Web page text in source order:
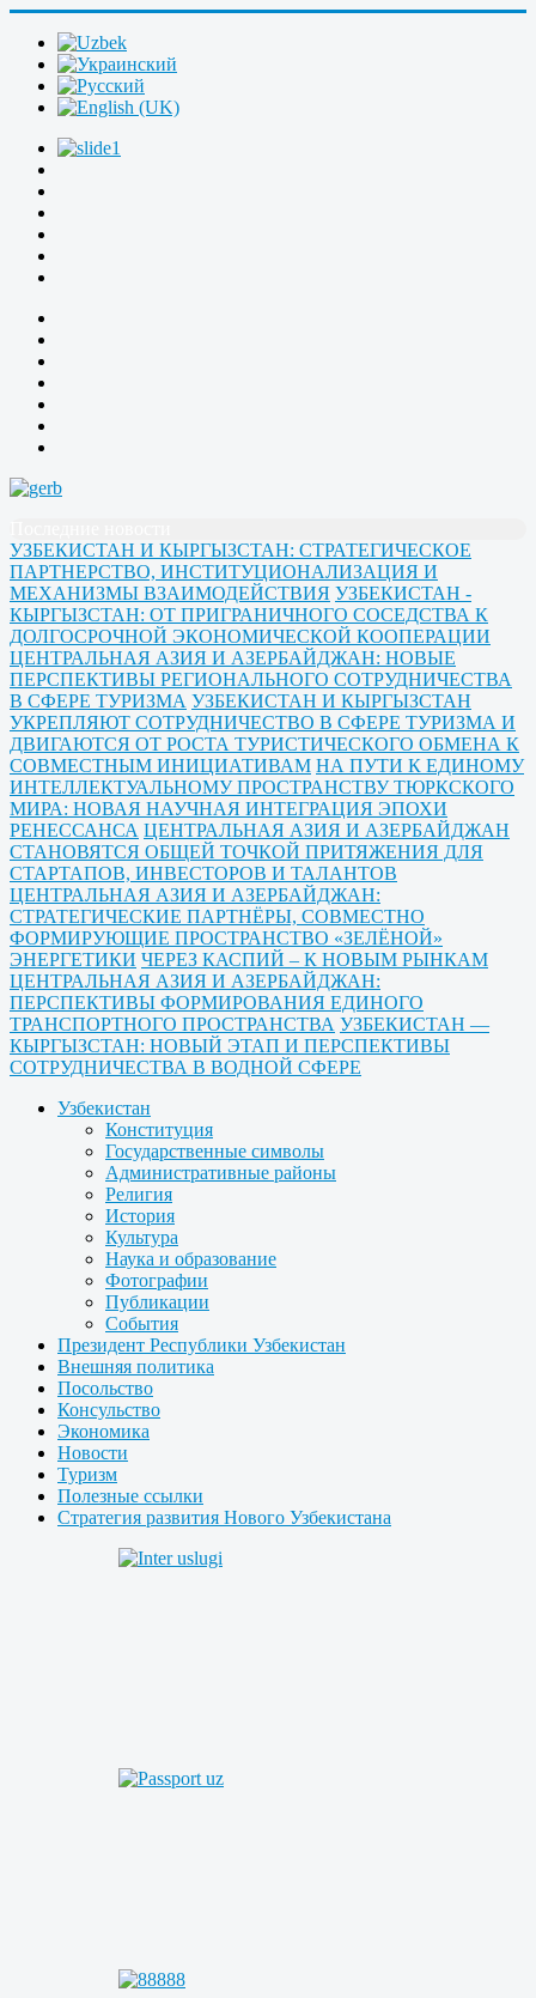
УЗБЕКИСТАН И КЫРГЫЗСТАН: СТРАТЕГИЧЕСКОЕ
ПАРТНЕРСТВО, ИНСТИТУЦИОНАЛИЗАЦИЯ И
МЕХАНИЗМЫ ВЗАИМОДЕЙСТВИЯ УЗБЕКИСТАН -
КЫРГЫЗСТАН: ОТ ПРИГРАНИЧНОГО СОСЕДСТВА К
ДОЛГОСРОЧНОЙ ЭКОНОМИЧЕСКОЙ КООПЕРАЦИИ
ЦЕНТРАЛЬНАЯ АЗИЯ И АЗЕРБАЙДЖАН: НОВЫЕ
ПЕРСПЕКТИВЫ РЕГИОНАЛЬНОГО СОТРУДНИЧЕСТВА
В СФЕРЕ ТУРИЗМА УЗБЕКИСТАН И КЫРГЫЗСТАН
УКРЕПЛЯЮТ СОТРУДНИЧЕСТВО В СФЕРЕ ТУРИЗМА И
ДВИГАЮТСЯ ОТ РОСТА ТУРИСТИЧЕСКОГО ОБМЕНА К
СОВМЕСТНЫМ ИНИЦИАТИВАМ НА ПУТИ К ЕДИНОМУ
ИНТЕЛЛЕКТУАЛЬНОМУ ПРОСТРАНСТВУ ТЮРКСКОГО
МИРА: НОВАЯ НАУЧНАЯ ИНТЕГРАЦИЯ ЭПОХИ
РЕНЕССАНСА ЦЕНТРАЛЬНАЯ АЗИЯ И АЗЕРБАЙДЖАН
СТАНОВЯТСЯ ОБЩЕЙ ТОЧКОЙ ПРИТЯЖЕНИЯ ДЛЯ
СТАРТАПОВ, ИНВЕСТОРОВ И ТАЛАНТОВ
ЦЕНТРАЛЬНАЯ АЗИЯ И АЗЕРБАЙДЖАН:
СТРАТЕГИЧЕСКИЕ ПАРТНЁРЫ, СОВМЕСТНО
ФОРМИРУЮЩИЕ ПРОСТРАНСТВО «ЗЕЛЁНОЙ»
ЭНЕРГЕТИКИ ЧЕРЕЗ КАСПИЙ – К НОВЫМ РЫНКАМ
ЦЕНТРАЛЬНАЯ АЗИЯ И АЗЕРБАЙДЖАН:
ПЕРСПЕКТИВЫ ФОРМИРОВАНИЯ ЕДИНОГО
ТРАНСПОРТНОГО ПРОСТРАНСТВА УЗБЕКИСТАН —
КЫРГЫЗСТАН: НОВЫЙ ЭТАП И ПЕРСПЕКТИВЫ
СОТРУДНИЧЕСТВА В ВОДНОЙ СФЕРЕ
Узбекистан
Конституция
Государственные символы
Административные районы
Религия
История
Культура
Наука и образование
Фотографии
Публикации
События
Президент Республики Узбекистан
Внешняя политика
Посольство
Консульство
Экономика
Новости
Туризм
Полезные ссылки
Стратегия развития Нового Узбекистана